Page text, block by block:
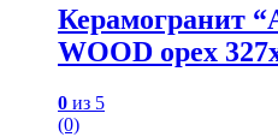
Керамогранит
WOOD орех
0 из 5
(0)